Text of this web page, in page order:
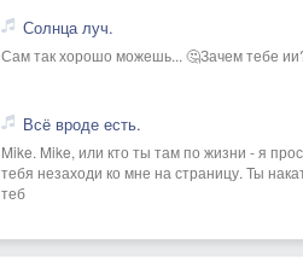
Солнца луч.
Сам так хорошо можешь... 🤔Зачем тебе
Всё вроде есть.
Mike. Mike, или кто ты там по жизни - я
тебя незаходи ко мне на страницу. Ты
теб